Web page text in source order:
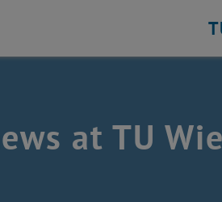
at TU